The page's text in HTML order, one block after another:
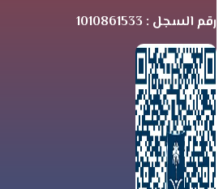
رقم السجل : 1010861533